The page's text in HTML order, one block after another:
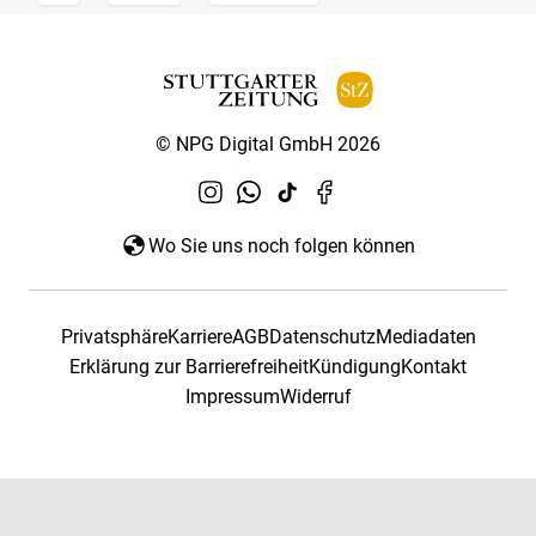
© NPG Digital GmbH 2026
Wo Sie uns noch folgen können
PrivatsphäreKarriereAGBDatenschutzMediadaten
Erklärung zur BarrierefreiheitKündigungKontakt
ImpressumWiderruf